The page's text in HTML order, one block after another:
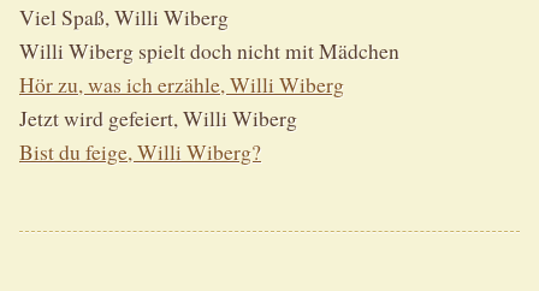
Viel Spaß, Willi Wiberg
Willi Wiberg spielt doch nicht mit Mädchen
Hör zu, was ich erzähle, Willi Wiberg
Jetzt wird gefeiert, Willi Wiberg
Bist du feige, Willi Wiberg?